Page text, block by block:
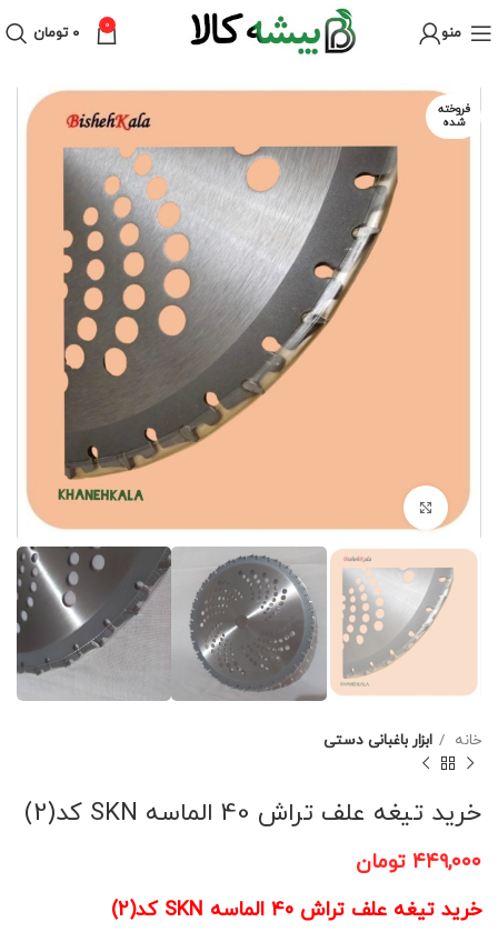
منو 0 ۰ تومان
فروخته
شده
خانه ابزار باغبانی دستی
خرید تیغه علف تراش 40 الماسه SKN کد(2)
۴۴۹,۰۰۰ تومان
خرید تیغه علف تراش 40 الماسه SKN کد(2)